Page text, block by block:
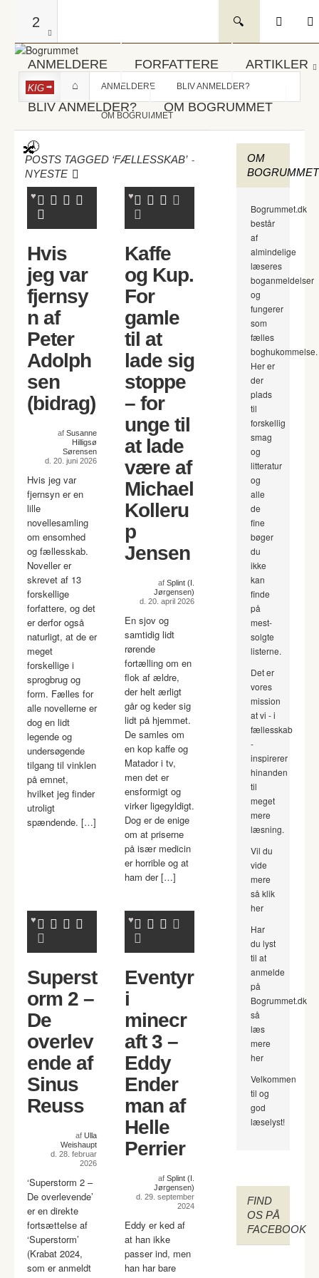
2
ANMELDERE FORFATTERE ARTIKLER
BLIV ANMELDER? OM BOGRUMMET
KIG ANMELDERE BLIV ANMELDER?
OM BOGRUMMET
POSTS TAGGED ‘FÆLLESSKAB’ -
NYESTE
Hvis
jeg var
fjernsy
n af
Peter
Adolph
sen
(bidrag)
af Susanne
Hilligsø
Sørensen
d. 20. juni 2026
Hvis jeg var
fjernsyn er en
lille
novellesamling
om ensomhed
og fællesskab.
Noveller er
skrevet af 13
forskellige
forfattere, og det
er derfor også
naturligt, at de er
meget
forskellige i
sprogbrug og
form. Fælles for
alle novellerne er
dog en lidt
legende og
undersøgende
tilgang til vinklen
på emnet,
hvilket jeg finder
utroligt
spændende. […]
Kaffe
og Kup.
For
gamle
til at
lade sig
stoppe
– for
unge til
at lade
være af
Michael
Kolleru
p
Jensen
af Splint (I.
Jørgensen)
d. 20. april 2026
En sjov og
samtidig lidt
rørende
fortælling om en
flok af ældre,
der helt ærligt
går og keder sig
lidt på hjemmet.
De samles om
en kop kaffe og
Matador i tv,
men det er
ensformigt og
virker ligegyldigt.
Dog er de enige
om at priserne
på især medicin
er horrible og at
ham der […]
Superst
orm 2 –
De
overlev
ende af
Sinus
Reuss
af Ulla
Weishaupt
d. 28. februar
2026
‘Superstorm 2 –
De overlevende’
er en direkte
fortsættelse af
‘Superstorm’
(Krabat 2024,
som er anmeldt
Eventyr
i
minecr
aft 3 –
Eddy
Ender
man af
Helle
Perrier
af Splint (I.
Jørgensen)
d. 29. september
2024
Eddy er ked af
at han ikke
passer ind, men
han har bare
OM
BOGRUMMET
Bogrummet.dk
består
af
almindelige
læseres
boganmeldelser
og
fungerer
som
fælles
boghukommelse.
Her er
der
plads
til
forskellig
smag
og
litteratur
og
alle
de
fine
bøger
du
ikke
kan
finde
på
mest-
solgte
listerne.
Det er
vores
mission
at vi - i
fællesskab
-
inspirerer
hinanden
til
meget
mere
læsning.
Vil du
vide
mere
så klik
her
Har
du lyst
til at
anmelde
på
Bogrummet.dk
så
læs
mere
her
Velkommen
til og
god
læselyst!
FIND
OS PÅ
FACEBOOK